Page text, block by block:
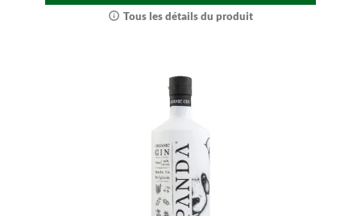
Tous les détails du produit